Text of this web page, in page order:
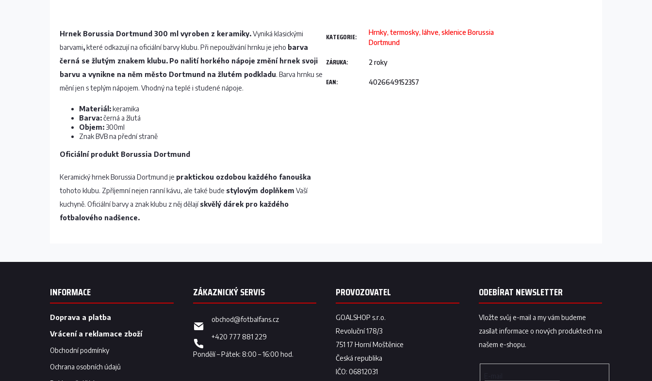
Hrnek Borussia Dortmund 300 ml vyroben z keramiky.Vyniká klasickými
barvami,které odkazují na oficiální barvy klubu. Při nepoužívání hrnku je jeho barva
černá se žlutým znakem klubu. Po nalití horkého nápoje změní hrnek svoji
barvu a vynikne na něm město Dortmund na žlutém podkladu. Barva hrnku se
mění jen s teplým nápojem. Vhodný na teplé i studené nápoje.
Materiál:keramika
Barva:černá a žlutá
Objem: 300ml
Znak BVB na přední straně
Oficiální produkt Borussia Dortmund
Keramický hrnek Borussia Dortmund je praktickou ozdobou každého fanouška
tohoto klubu. Zpříjemní nejen ranní kávu, ale také bude stylovým doplňkem Vaší
kuchyně. Oficiální barvy a znak klubu z něj dělajískvělý dárek pro každého
fotbalového nadšence.
KATEGORIE:
Hrnky, termosky, láhve, sklenice Borussia
Dortmund
ZÁRUKA: 2 roky
EAN: 4026649152357
Z
INFORMACE
Doprava a platba
Vrácení a reklamace zboží
Obchodní podmínky
Ochrana osobních údajů
obchod@fotbalfans.cz
+420 777 881 229
ODEBÍRAT NEWSLETTER
Vložte svůj e-mail a my vám budeme
zasílat informace o nových produktech na
našem e-shopu.